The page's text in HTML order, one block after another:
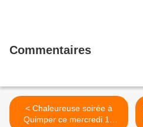
Commentaires
< Chaleureuse soirée à
Quimper ce mercredi 17